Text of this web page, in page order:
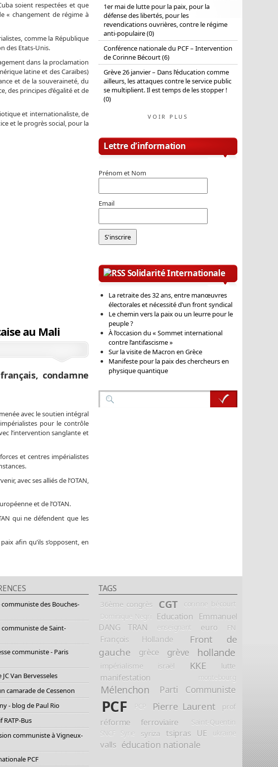
soient respectées et que
« changement de régime à
comme la République
des Etats-Unis.
dans la proclamation
latine et des Caraïbes)
et de la souveraineté, du
des principes d’égalité et de
et internationaliste, de
et le progrès social, pour la
au Mali
condamne
avec le soutien intégral
pour le contrôle
l’intervention sanglante et
et centres impérialistes
avec ses alliés de l’OTAN,
et de l’OTAN.
qui ne défendent que les
afin qu’ils s’opposent, en
1er mai de lutte pour la paix, pour la
défense des libertés, pour les
revendications ouvrières, contre le régime
anti-populaire (0)
Conférence nationale du PCF – Intervention
de Corinne Bécourt (6)
Grève 26 janvier – Dans l’éducation comme
ailleurs, les attaques contre le service public
se multiplient. Il est temps de les stopper !
(0)
VOIR PLUS
Lettre d’information
Prénom et Nom
Email
Solidarité Internationale
La retraite des 32 ans, entre manœuvres
électorales et nécessité d’un front syndical
Le chemin vers la paix ou un leurre pour le
peuple ?
À l’occasion du « Sommet international
contre l’antifascisme »
Sur la visite de Macron en Grèce
Manifeste pour la paix des chercheurs en
physique quantique
communiste des Bouches-
communiste de Saint-
communiste - Paris
JC Van Bervesseles
camarade de Cessenon
- blog de Paul Rio
RATP-Bus
communiste à Vigneux-
PCF
TAGS
36ème congrès CGT corinne bécourt
Dominique Negri Education
Emmanuel
DANG TRAN
enseignant euro FN
François Hollande
Front de
gauche
grèce grève hollande
impérialisme israël KKE lutte
manifestation montebourg
Mélenchon Parti Communiste
PCF PCP Pierre Laurent prof
réforme ferroviaire Saint-Quentin
SNCF Syrie syriza tsipras UE ukraine
valls éducation nationale